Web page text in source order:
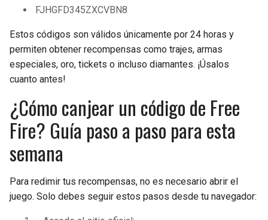
FJHGFD345ZXCVBN8
Estos códigos son válidos únicamente por 24 horas y
permiten obtener recompensas como trajes, armas
especiales, oro, tickets o incluso diamantes. ¡Úsalos
cuanto antes!
¿Cómo canjear un código de Free
Fire? Guía paso a paso para esta
semana
Para redimir tus recompensas, no es necesario abrir el
juego. Solo debes seguir estos pasos desde tu navegador: